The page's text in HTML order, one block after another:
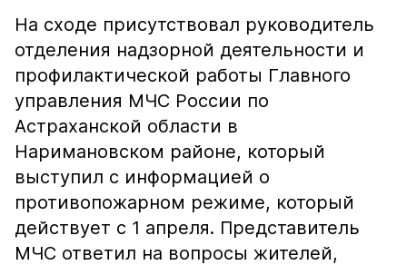
На сходе присутствовал руководитель
отделения надзорной деятельности и
профилактической работы Главного
управления МЧС России по
Астраханской области в
Наримановском районе, который
выступил с информацией о
противопожарном режиме, который
действует с 1 апреля. Представитель
МЧС ответил на вопросы жителей,